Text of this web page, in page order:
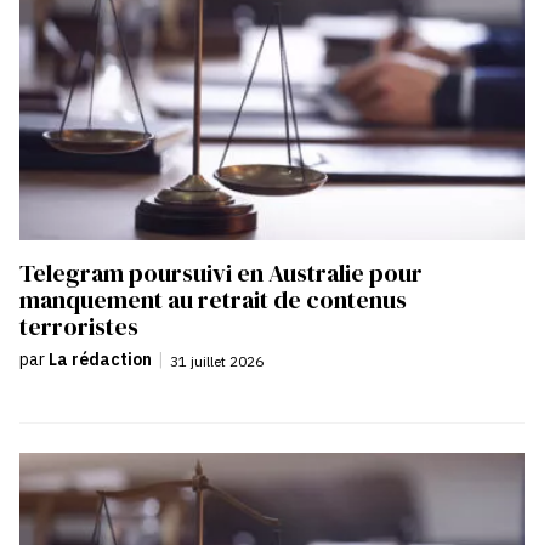
Telegram poursuivi en Australie pour
manquement au retrait de contenus
terroristes
par La rédaction 31 juillet 2026